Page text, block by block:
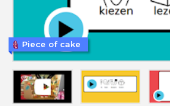
Piece of cake